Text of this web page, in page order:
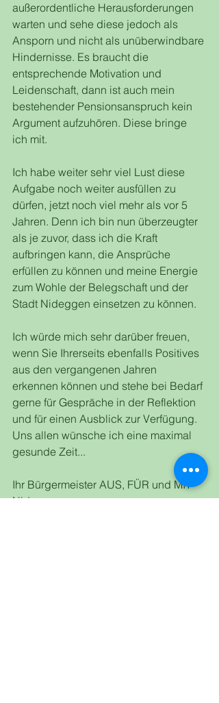
außerordentliche Herausforderungen
warten und sehe diese jedoch als
Ansporn und nicht als unüberwindbare
Hindernisse. Es braucht die
entsprechende Motivation und
Leidenschaft, dann ist auch mein
bestehender Pensionsanspruch kein
Argument aufzuhören. Diese bringe
ich mit.
Ich habe weiter sehr viel Lust diese
Aufgabe noch weiter ausfüllen zu
dürfen, jetzt noch viel mehr als vor 5
Jahren. Denn ich bin nun überzeugter
als je zuvor, dass ich die Kraft
aufbringen kann, die Ansprüche
erfüllen zu können und meine Energie
zum Wohle der Belegschaft und der
Stadt Nideggen einsetzen zu können.
Ich würde mich sehr darüber freuen,
wenn Sie Ihrerseits ebenfalls Positives
aus den vergangenen Jahren
erkennen können und stehe bei Bedarf
gerne für Gespräche in der Reflektion
und für einen Ausblick zur Verfügung.
Uns allen wünsche ich eine maximal
gesunde Zeit...
Ihr Bürgermeister AUS, FÜR und MIT
Nideggen